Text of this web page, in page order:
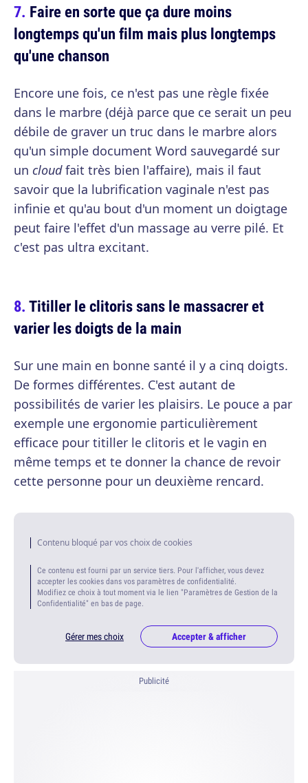
Faire en sorte que ça dure moins
longtemps qu'un film mais plus longtemps
qu'une chanson
Encore une fois, ce n'est pas une règle fixée
dans le marbre (déjà parce que ce serait un peu
débile de graver un truc dans le marbre alors
qu'un simple document Word sauvegardé sur
un cloudfait très bien l'affaire), mais il faut
savoir que la lubrification vaginale n'est pas
infinie et qu'au bout d'un moment un doigtage
peut faire l'effet d'un massage au verre pilé. Et
c'est pas ultra excitant.
Titiller le clitoris sans le massacrer et
varier les doigts de la main
Sur une main en bonne santé il y a cinq doigts.
De formes différentes. C'est autant de
possibilités de varier les plaisirs. Le pouce a par
exemple une ergonomie particulièrement
efficace pour titiller le clitoris et le vagin en
même temps et te donner la chance de revoir
cette personne pour un deuxième rencard.
Contenu bloqué par vos choix de cookies
Ce contenu est fourni par un service tiers. Pour l'afficher, vous devez
accepter les cookies dans vos paramètres de confidentialité.
Modifiez ce choix à tout moment via le lien "Paramètres de Gestion de la
Confidentialité" en bas de page.
Gérer mes choix Accepter & afficher
Publicité